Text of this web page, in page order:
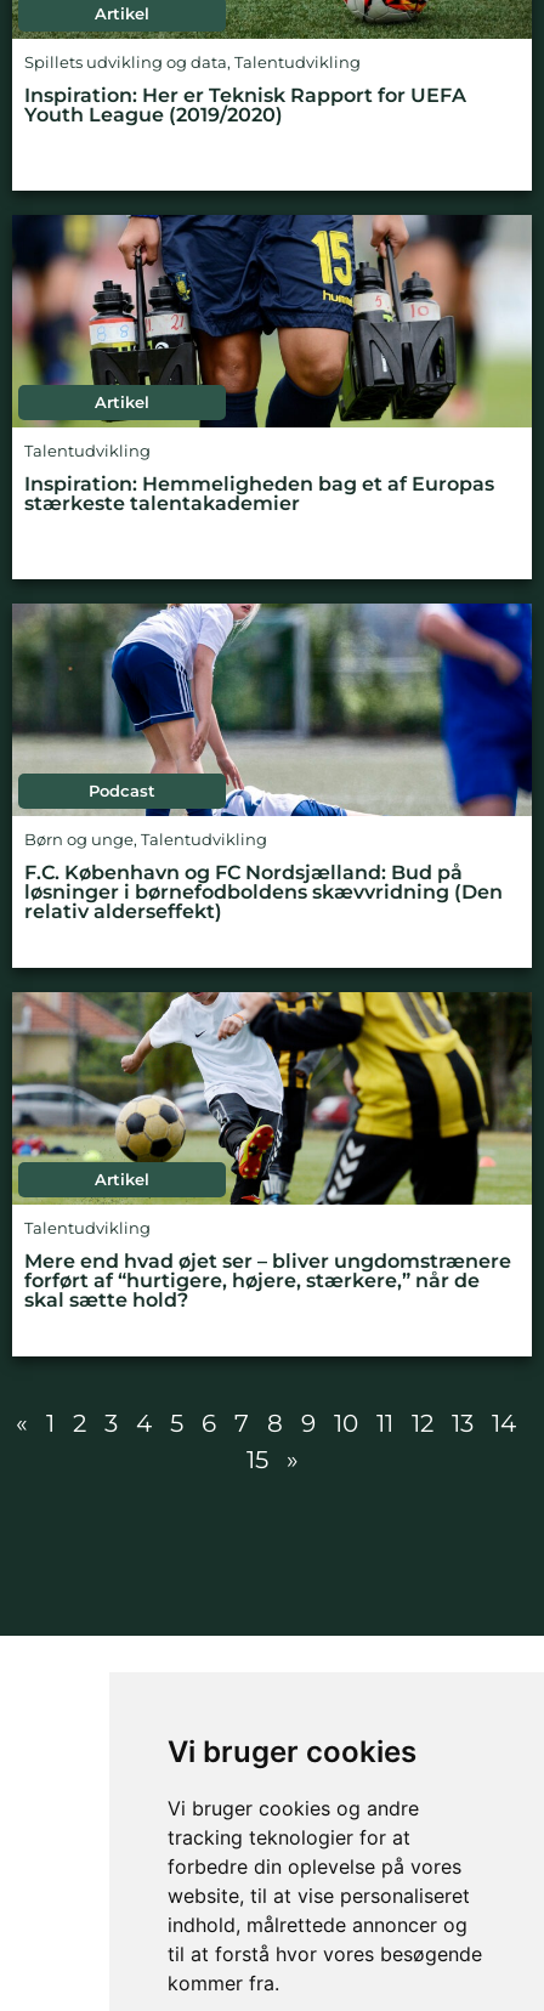
Vi bruger cookies
Vi bruger cookies og andre
tracking teknologier for at
forbedre din oplevelse på vores
website, til at vise personaliseret
indhold, målrettede annoncer og
til at forstå hvor vores besøgende
kommer fra.
Artikel
Spillets udvikling og data, Talentudvikling
Inspiration: Her er Teknisk Rapport for UEFA
Youth League (2019/2020)
Artikel
Talentudvikling
Inspiration: Hemmeligheden bag et af Europas
stærkeste talentakademier
Podcast
Børn og unge, Talentudvikling
F.C. København og FC Nordsjælland: Bud på
løsninger i børnefodboldens skævvridning (Den
relativ alderseffekt)
Artikel
Talentudvikling
Mere end hvad øjet ser – bliver ungdomstrænere
forført af “hurtigere, højere, stærkere,” når de
skal sætte hold?
« 1 2 3 4 5 6 7 8 9 10 11 12 13
14
15
»
OM GAMECHANGER